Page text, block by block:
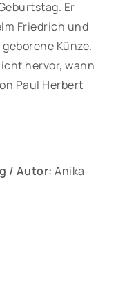
Er
Friedrich und
Künze.
hervor, wann
Paul Herbert
/ Autor: Anika